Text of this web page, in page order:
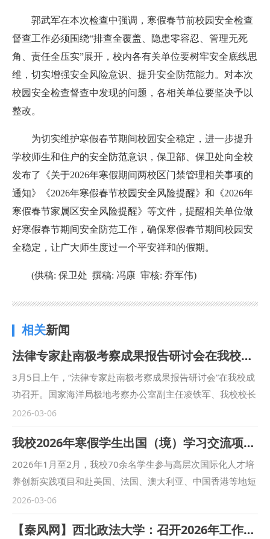
郭武军在本次检查中强调，寒假春节前校园安全检查
督查工作必须围绕“排查全覆盖、隐患零容忍、管理无死
角、责任全压实”展开，校内各有关单位要树牢安全底线思
维，切实增强安全风险意识、提升安全防范能力。对本次
校园安全检查督查中发现的问题，各相关单位要坚决予以
整改。
为切实维护寒假春节期间校园安全稳定，进一步提升
学校师生和住户的安全防范意识，保卫部、保卫处向全校
发布了《关于2026年寒假期间两校区门禁管理相关事项的
通知》《2026年寒假春节校园安全风险提醒》和《2026年
寒假春节家属区安全风险提醒》等文件，提醒相关单位做
好寒假春节期间安全防范工作，确保寒假春节期间校园安
全稳定，让广大师生度过一个平安祥和的假期。
(供稿: 保卫处 撰稿: 冯康 审核: 乔军伟)
相关新闻
法律专家赴南极考察成果报告研讨会在我校成功举行
3月5日上午，“法律专家赴南极考察成果报告研讨会”在我校成
功召开。国家海洋局极地考察办公室副主任凌铁军、我校校长
范九利出席会议，国际法学院（国际仲裁学院）院长张超汉主
持会议。国内多所高校及科研机构的极地法律专家、国家海洋
局极地考察办公室相关处室负责人，以及我校科研处、国际法
学院（国际仲裁学院）、立法研究院等单位负责人参加会议。
范九利在致辞中向与会嘉宾表示热烈欢迎，并介绍了学校基本
情况和办学特色，特别是在涉外法治、海洋法、航空法等领域
的深厚学术积淀与研究优势。他表示，学校将始终紧贴国家重
大战略需求，发挥法学学科优势，加强与国家海洋局极地办的
2026-03-06
我校2026年寒假学生出国（境）学习交流项目圆满结束
2026年1月至2月，我校70余名学生参与高层次国际化人才培
养创新实践项目和赴美国、法国、澳大利亚、中国香港等地短
期访学等各类学生出国（境）学习交流项目，围绕法学与公共
政策、商务沟通与领导力、全球治理等多元领域深入学习实
践，以扎实的专业素养圆满完成学习任务。 我校7名学生完成
2026-03-06
【秦风网】西北政法大学：召开2026年工作务虚会